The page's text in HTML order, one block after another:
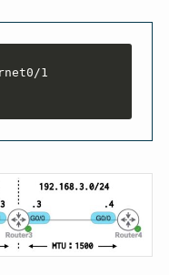
1